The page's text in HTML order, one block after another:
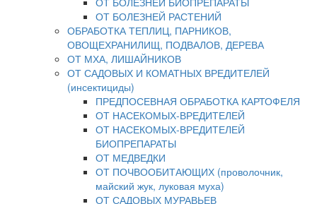
ОТ БОЛЕЗНЕЙ РАСТЕНИЙ
ОБРАБОТКА ТЕПЛИЦ, ПАРНИКОВ,
ОВОЩЕХРАНИЛИЩ, ПОДВАЛОВ, ДЕРЕВА
ОТ МХА, ЛИШАЙНИКОВ
ОТ САДОВЫХ И КОМАТНЫХ ВРЕДИТЕЛЕЙ
(инсектициды)
ПРЕДПОСЕВНАЯ ОБРАБОТКА КАРТОФЕЛЯ
ОТ НАСЕКОМЫХ-ВРЕДИТЕЛЕЙ
ОТ НАСЕКОМЫХ-ВРЕДИТЕЛЕЙ
БИОПРЕПАРАТЫ
ОТ МЕДВЕДКИ
ОТ ПОЧВООБИТАЮЩИХ (проволочник,
майский жук, луковая муха)
ОТ САДОВЫХ МУРАВЬЕВ